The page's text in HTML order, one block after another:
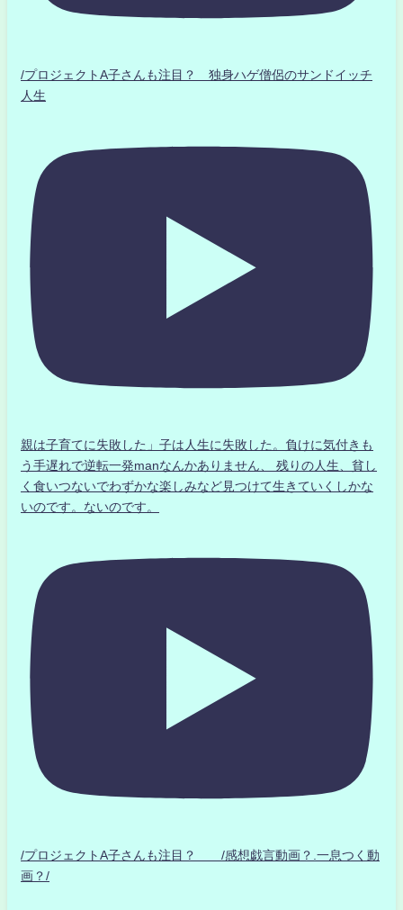
/プロジェクトA子さんも注目？ 独身ハゲ僧侶のサンドイッチ
人生
親は子育てに失敗した」子は人生に失敗した。負けに気付きも
う手遅れで逆転一発manなんかありません、 残りの人生、貧し
く食いつないでわずかな楽しみなど見つけて生きていくしかな
いのです。ないのです。
/プロジェクトA子さんも注目？ /感想戯言動画？.一息つく動
画？/